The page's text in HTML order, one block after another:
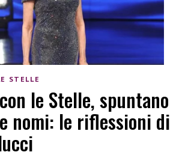
STELLE
le Stelle, spuntano
nomi: le riflessioni di